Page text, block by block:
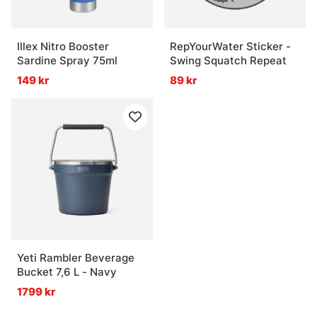
Illex Nitro Booster
Sardine Spray 75ml
149 kr
RepYourWater Sticker -
Swing Squatch Repeat
89 kr
Yeti Rambler Beverage
Bucket 7,6 L - Navy
1799 kr